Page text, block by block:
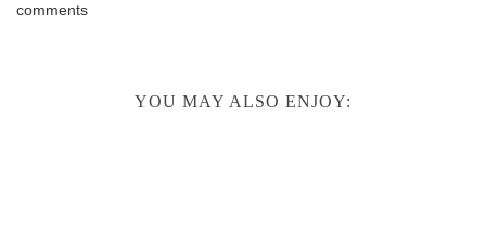
comments
YOU MAY ALSO ENJOY: